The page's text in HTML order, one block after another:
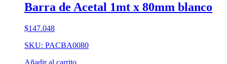
Barra de Acetal 1mt x 80mm blanco
$147.048
SKU: PACBA0080
Añadir al carrito